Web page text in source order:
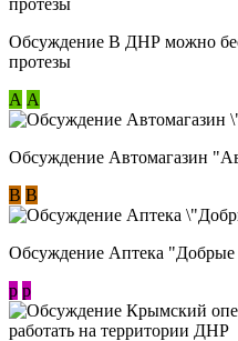
Обсуждение В ДНР можно
протезы
А А
Обсуждение Автомагазин
В В
Обсуждение Аптека "Добрые
p p